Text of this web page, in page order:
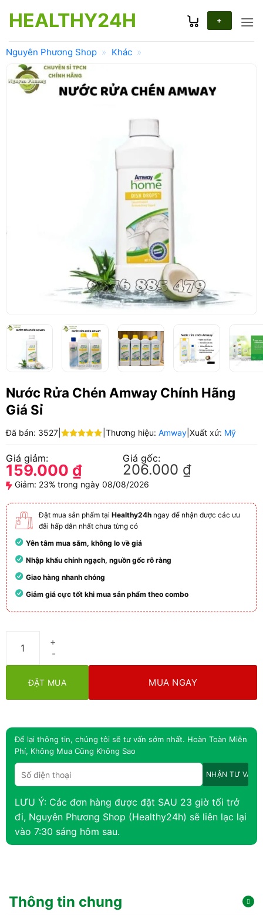
qua
dung
HEALTHY24H +
Nguyên Phương Shop » Khác »
Nước Rửa Chén Amway Chính Hãng
Giá Sỉ
Đã bán: 3527| Thương hiệu: Amway| Xuất xứ: Mỹ
Giá giảm:
159.000 ₫
Giá gốc:
206.000 ₫
Giảm: 23% trong ngày 08/08/2026
Đặt mua sản phẩm tại Healthy24hngay để nhận được các ưu
đãi hấp dẫn nhất chưa từng có
Yên tâm mua sắm, không lo về giá
Nhập khẩu chính ngạch, nguồn gốc rõ ràng
Giao hàng nhanh chóng
Giảm giá cực tốt khi mua sản phẩm theo combo
ĐẶT MUA MUA NGAY
Để lại thông tin, chúng tôi sẽ tư vấn sớm nhất. Hoàn Toàn Miễn
Phí, Không Mua Cũng Không Sao
LƯU Ý: Các đơn hàng được đặt SAU 23 giờ tối trở
đi, Nguyên Phương Shop (Healthy24h) sẽ liên lạc lại
vào 7:30 sáng hôm sau.
Thông tin chung